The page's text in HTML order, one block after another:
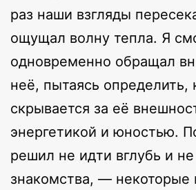
раз наши взгляды
ощущал волну тепла. Я
одновременно обращал
неё, пытаясь определить,
скрывается за её
энергетикой и юностью.
решил не идти вглубь и не
знакомства, — некоторые